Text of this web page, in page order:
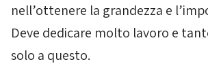
nell’ottenere la grandezza e
Deve dedicare molto lavoro e
solo a questo.